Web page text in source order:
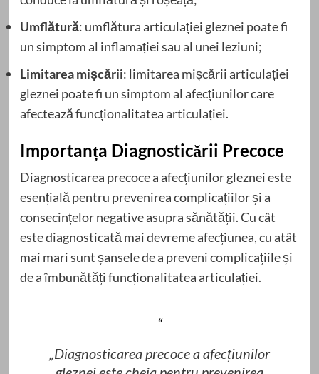
Umflătură: umflătura articulației gleznei poate fi
un simptom al inflamației sau al unei leziuni;
Limitarea mișcării: limitarea mișcării articulației
gleznei poate fi un simptom al afecțiunilor care
afectează funcționalitatea articulației.
Importanța Diagnosticării Precoce
Diagnosticarea precoce a afecțiunilor gleznei este
esențială pentru prevenirea complicațiilor și a
consecințelor negative asupra sănătății. Cu cât
este diagnosticată mai devreme afecțiunea, cu atât
mai mari sunt șansele de a preveni complicațiile și
de a îmbunătăți funcționalitatea articulației.
„Diagnosticarea precoce a afecțiunilor